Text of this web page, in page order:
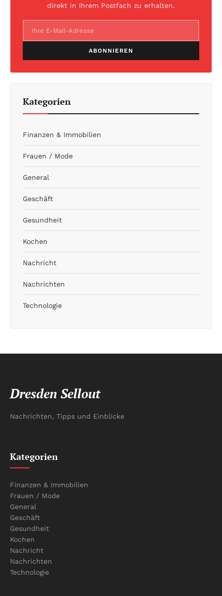
direkt in Ihrem Postfach zu erhalten.
ABONNIEREN
Kategorien
Finanzen & Immobilien
Frauen / Mode
General
Geschäft
Gesundheit
Kochen
Nachricht
Nachrichten
Technologie
Dresden Sellout
Nachrichten, Tipps und Einblicke
Kategorien
Finanzen & Immobilien
Frauen / Mode
General
Geschäft
Gesundheit
Kochen
Nachricht
Nachrichten
Technologie